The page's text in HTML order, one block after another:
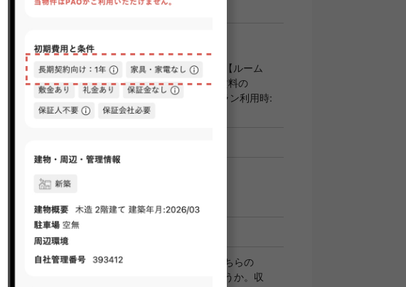
賃料の1.1ヶ月分
エポスカード
※エポス ルームIDからの審査になります。 【ルーム
ID】月額総賃料の50%/月次保証料、月額総賃料の
1.5%/1年毎10,000円 ●エポスグローバルプラン利用時:
月額総賃料の100%,月額総賃料
※）契約日が月初1日の場合の概算です。
2年0月
新生活を失敗せず、スタートさせたいならこちらの
「フラッフィー日本橋浜町」はいかがでしょうか。収